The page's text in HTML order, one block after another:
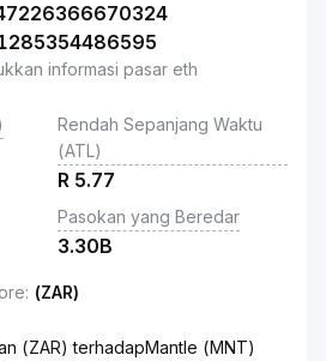
informasi pasar eth
Rendah Sepanjang Waktu
(ATL)
R 5.77
Pasokan yang Beredar
3.30B
: (ZAR)
(ZAR) terhadapMantle (MNT)